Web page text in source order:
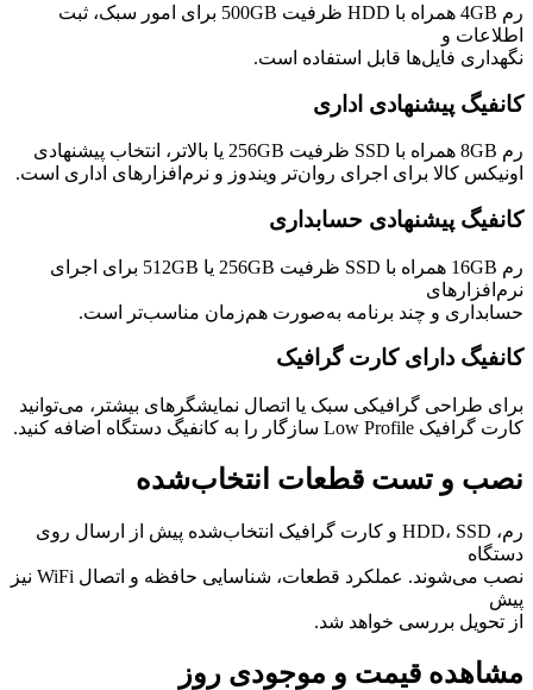
رم 4GB همراه با HDD ظرفیت 500GB برای امور سبک، ثبت
اطلاعات و
نگهداری فایل‌ها قابل استفاده است.
کانفیگ پیشنهادی اداری
رم 8GB همراه با SSD ظرفیت 256GB یا بالاتر، انتخاب پیشنهادی
اونیکس کالا برای اجرای روان‌تر ویندوز و نرم‌افزارهای اداری است.
کانفیگ پیشنهادی حسابداری
رم 16GB همراه با SSD ظرفیت 256GB یا 512GB برای اجرای
نرم‌افزارهای
حسابداری و چند برنامه به‌صورت هم‌زمان مناسب‌تر است.
کانفیگ دارای کارت گرافیک
برای طراحی گرافیکی سبک یا اتصال نمایشگرهای بیشتر، می‌توانید
کارت گرافیک Low Profile سازگار را به کانفیگ دستگاه اضافه کنید.
نصب و تست قطعات انتخاب‌شده
رم، HDD، SSD و کارت گرافیک انتخاب‌شده پیش از ارسال روی
دستگاه
نصب می‌شوند. عملکرد قطعات، شناسایی حافظه و اتصال WiFi نیز
پیش
از تحویل بررسی خواهد شد.
مشاهده قیمت و موجودی روز